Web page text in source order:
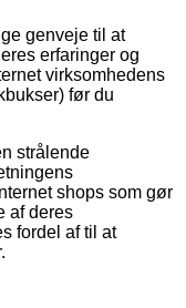
genveje til at
erfaringer og
virksomhedens
før du
strålende
shops som gør
af deres
fordel af til at